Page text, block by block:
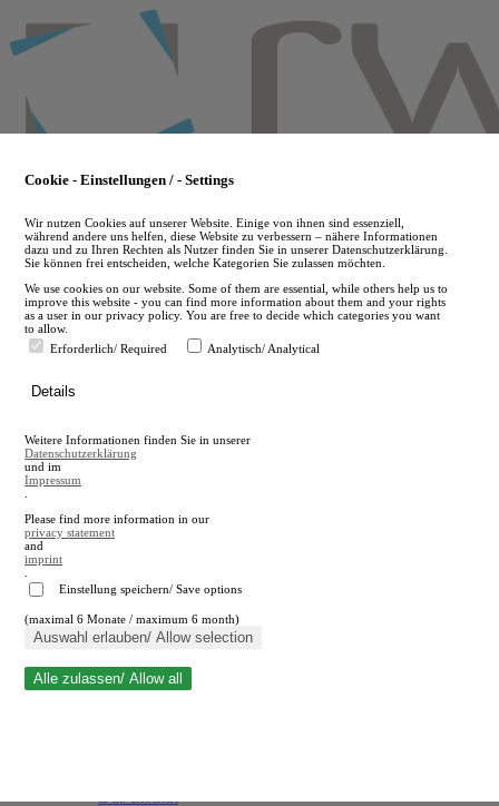
to
main
en
A
A
Suche schließen
Cookie - Einstellungen / - Settings
Wir nutzen Cookies auf unserer Website. Einige von ihnen sind essenziell,
während andere uns helfen, diese Website zu verbessern – nähere Informationen
dazu und zu Ihren Rechten als Nutzer finden Sie in unserer Datenschutzerklärung.
Sie können frei entscheiden, welche Kategorien Sie zulassen möchten.
We use cookies on our website. Some of them are essential, while others help us to
improve this website - you can find more information about them and your rights
as a user in our privacy policy. You are free to decide which categories you want
to allow.
Erforderlich/ Required
Analytisch/ Analytical
Details
Weitere Informationen finden Sie in unserer
Datenschutzerklärung
und im
Impressum
Please find more information in our
privacy statement
and
imprint
Einstellung speichern/ Save options
(maximal 6 Monate / maximum 6 month)
Auswahl erlauben/ Allow selection
Alle zulassen/ Allow all